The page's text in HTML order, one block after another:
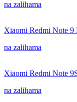
na zalihama
Xiaomi Redmi Note 9
na zalihama
Xiaomi Redmi Note
na zalihama